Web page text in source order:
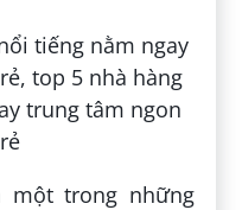
một trong những